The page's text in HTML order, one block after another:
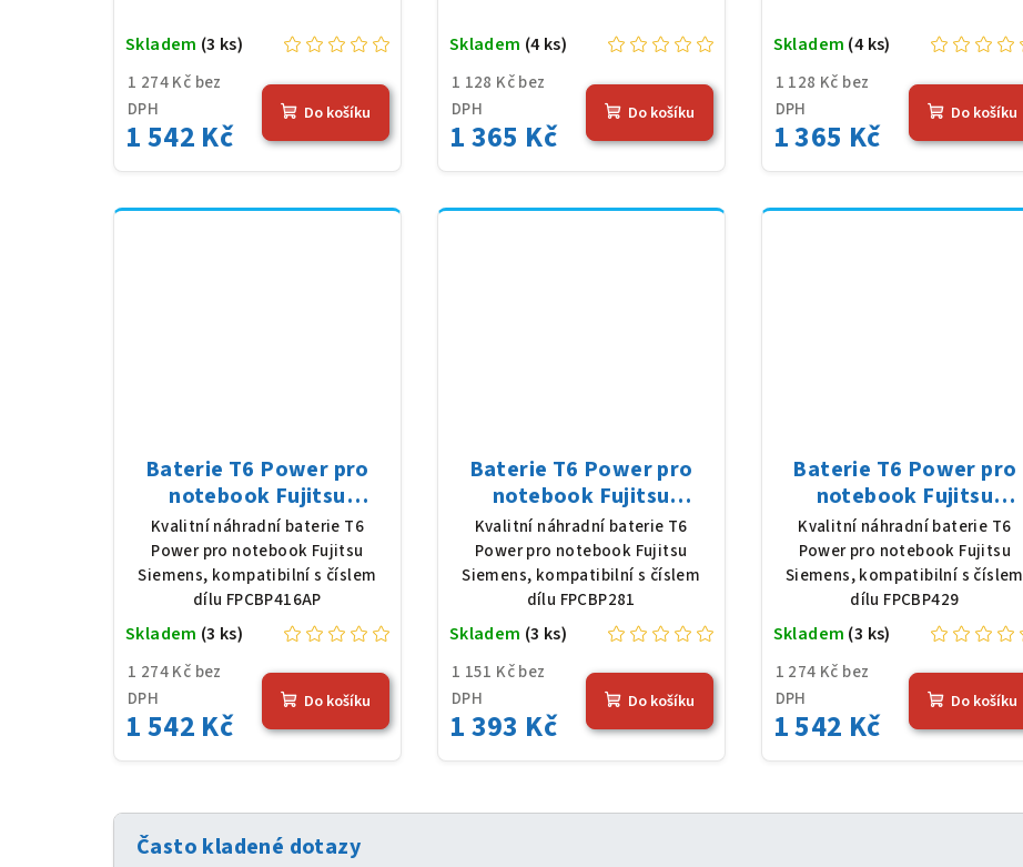
1 274 Kč bez
DPH
1 542 Kč
Skladem (3 ks)
Do košíku
1 128 Kč bez
DPH
1 365 Kč
Skladem (4 ks)
Do košíku
1 128 Kč bez
DPH
1 365 Kč
Skladem (4 ks)
Do košíku
Baterie T6 Power pro
notebook Fujitsu
Siemens FPCBP416AP,
Li-Ion, 10,8 V, 5200 mAh
(56 Wh), černá
Kvalitní náhradní baterie T6
Power pro notebook Fujitsu
Siemens, kompatibilní s číslem
dílu FPCBP416AP
1 274 Kč bez
DPH
1 542 Kč
Skladem (3 ks)
Do košíku
Baterie T6 Power pro
notebook Fujitsu
Siemens FPCBP281, Li-
Ion, 10,8 V, 5200 mAh (56
Wh), černá
Kvalitní náhradní baterie T6
Power pro notebook Fujitsu
Siemens, kompatibilní s číslem
dílu FPCBP281
1 151 Kč bez
DPH
1 393 Kč
Skladem (3 ks)
Do košíku
Baterie T6 Power pro
notebook Fujitsu
Siemens FPCBP429, Li-
Ion, 10,8 V, 5200 mAh (56
Wh), černá
Kvalitní náhradní baterie T6
Power pro notebook Fujitsu
Siemens, kompatibilní s číslem
dílu FPCBP429
1 274 Kč bez
DPH
1 542 Kč
Skladem (3 ks)
Do košíku
Často kladené dotazy